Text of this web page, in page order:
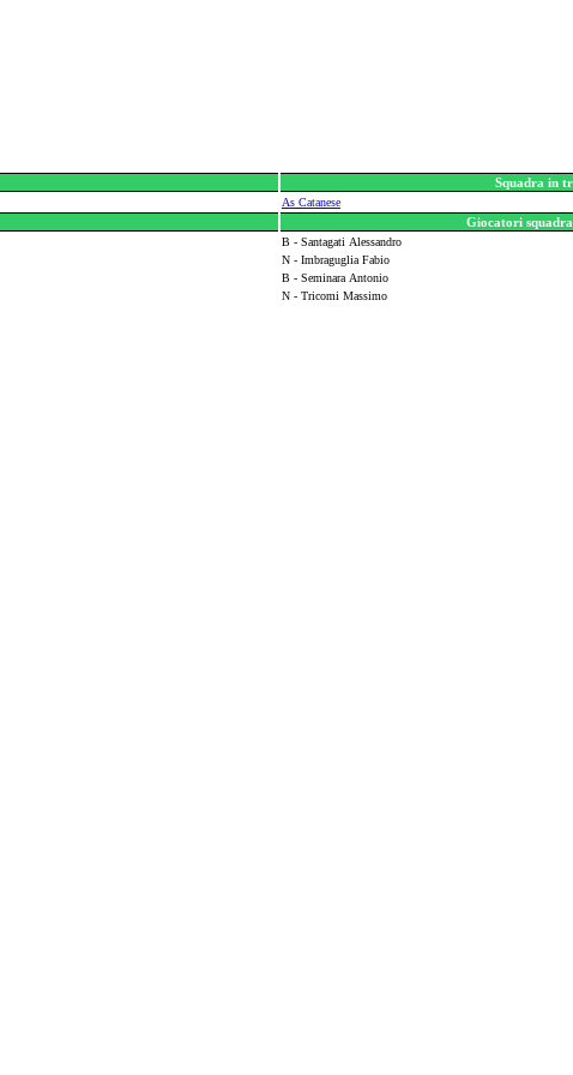
Squadra in
As Catanese
Giocatori
B - Santagati Alessandro
N - Imbraguglia Fabio
B - Seminara Antonio
N - Tricomi Massimo